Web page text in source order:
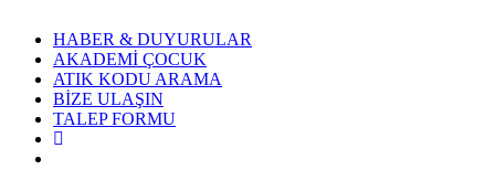
HABER & DUYURULAR
AKADEMİ ÇOCUK
ATIK KODU ARAMA
BİZE ULAŞIN
TALEP FORMU